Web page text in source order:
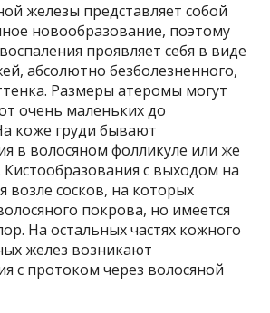
железы представляет собой
новообразование, поэтому
проявляет себя в виде
абсолютно безболезненного,
Размеры атеромы могут
очень маленьких до
коже груди бывают
в волосяном фолликуле или же
Кистообразования с выходом на
возле сосков, на которых
покрова, но имеется
На остальных частях кожного
желез возникают
с протоком через волосяной